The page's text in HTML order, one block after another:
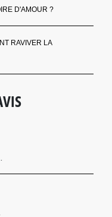
D'AMOUR ?
RAVIVER LA